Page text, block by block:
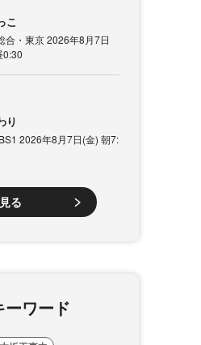
こ
合・東京 2026年8月7日
0:30
り
2026年8月7日(金) 朝7:
る
ーワード